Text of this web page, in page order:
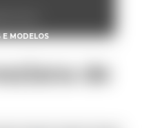
MODELOS
de